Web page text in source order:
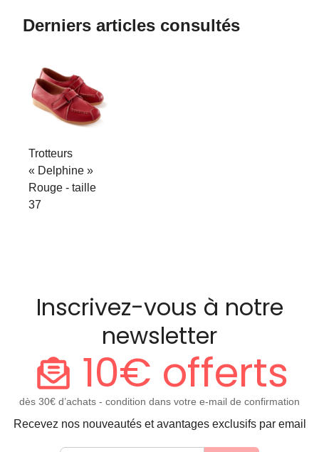
Derniers articles consultés
Trotteurs
« Delphine »
Rouge - taille
37
Inscrivez-vous à notre
newsletter
10€ offerts
dès 30€ d’achats - condition dans votre e-mail de confirmation
Recevez nos nouveautés et avantages exclusifs par email